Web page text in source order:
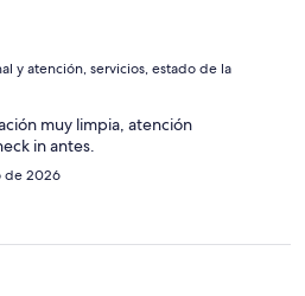
y atención, servicios, estado de la
muy limpia, atención
in antes.
de 2026